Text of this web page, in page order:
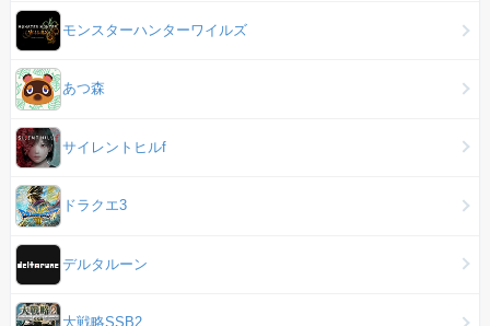
モンスターハンターワイルズ
あつ森
サイレントヒルf
ドラクエ3
デルタルーン
大戦略SSB2